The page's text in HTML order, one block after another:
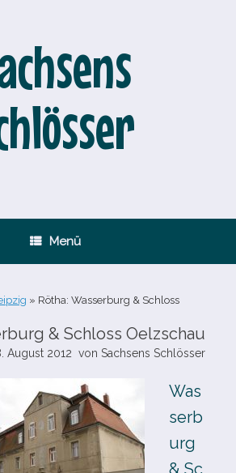
Menü
» Rötha: Wasserburg & Schloss
& Schloss Oelzschau
August 2012 von Sachsens Schlösser
Was
serb
urg
& Sc